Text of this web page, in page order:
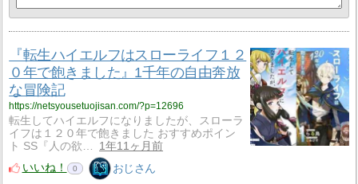
『転生ハイエルフはスローライフ１２
０年で飽きました』1千年の自由奔放
な冒険記
https://netsyousetuojisan.com/?p=12696
転生してハイエルフになりましたが、スローラ
イフは１２０年で飽きました おすすめポイン
ト SS『人の欲…
1年11ヶ月前
いいね！
0 おじさん